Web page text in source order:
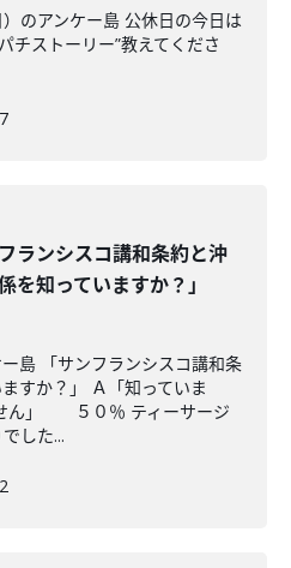
のアンケー島 公休日の今日は
チストーリー”教えてくださ
フランシスコ講和条約と沖
を知っていますか？」
島 「サンフランシスコ講和条
すか？」 Ａ「知っていま
ん」 ５０％ ティーサージ
した...